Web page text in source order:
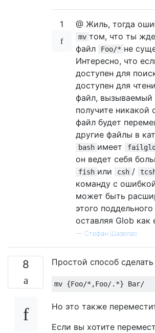
1 @ Жиль, тогда
mv том, что ты
файл
Foo/* не
Интересно, что
доступен для
доступен для
файл, вызываемый
получите никакой
файл будет
другие файлы в
bash имеет
он ведет себя
fish или csh /
команду с
может быть
этого
оставляя Glob как
— Стефан Шазелас
8 Простой способ
mv {Foo/*,Foo/.*} Bar/
Но это также
Если вы хотите